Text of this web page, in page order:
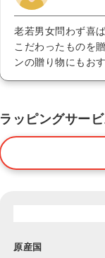
老若男女問わず喜
こだわったものを
ンの贈り物にもお
ラッピングサー
原産国